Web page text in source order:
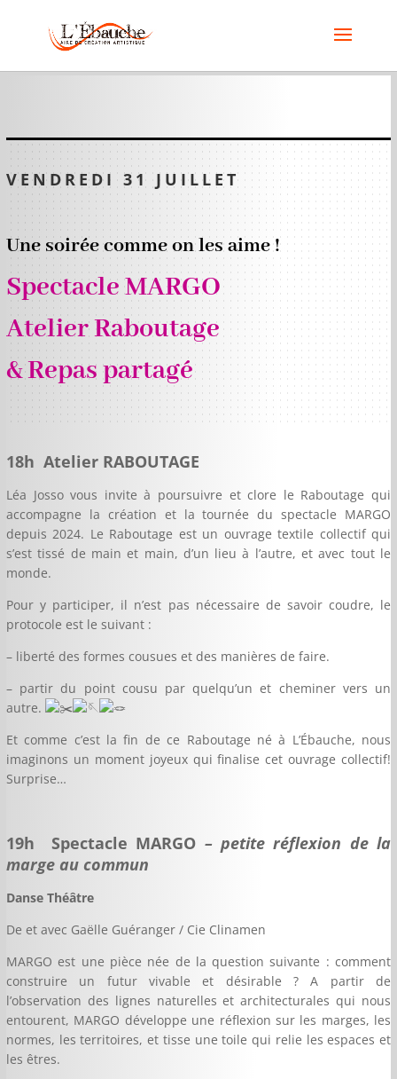
VENDREDI 31 JUILLET
Une soirée comme on les aime !
Spectacle MARGO
Atelier Raboutage
& Repas partagé
18h Atelier RABOUTAGE
Léa Josso vous invite à poursuivre et clore le Raboutage qui
accompagne la création et la tournée du spectacle MARGO
depuis 2024. Le Raboutage est un ouvrage textile collectif qui
s’est tissé de main et main, d’un lieu à l’autre, et avec tout le
monde.
Pour y participer, il n’est pas nécessaire de savoir coudre, le
protocole est le suivant :
– liberté des formes cousues et des manières de faire.
– partir du point cousu par quelqu’un et cheminer vers un
autre.
Et comme c’est la fin de ce Raboutage né à L’Ébauche, nous
imaginons un moment joyeux qui finalise cet ouvrage collectif!
Surprise…
19h Spectacle MARGO – petite réflexion de la
marge au commun
Danse Théâtre
De et avec Gaëlle Guéranger / Cie Clinamen
MARGO est une pièce née de la question suivante : comment
construire un futur vivable et désirable ? A partir de
l’observation des lignes naturelles et architecturales qui nous
entourent, MARGO développe une réflexion sur les marges, les
normes, les territoires, et tisse une toile qui relie les espaces et
les êtres.